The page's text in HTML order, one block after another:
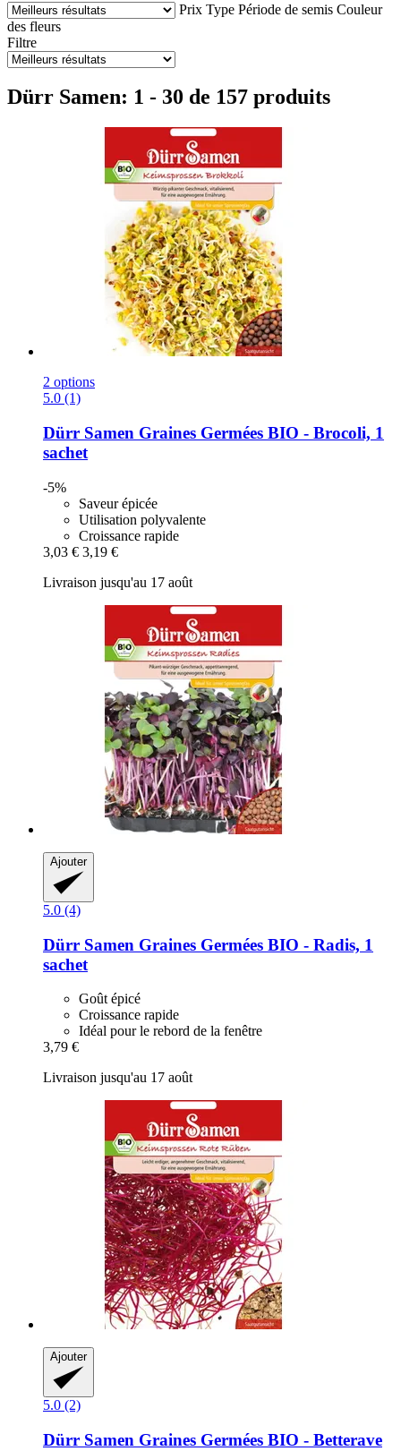
Prix Type Période de semis Couleur
des fleurs
Filtre
Dürr Samen: 1 - 30 de 157 produits
2 options
5.0 (1)
Dürr Samen Graines Germées BIO -​ Brocoli, 1
sachet
-5%
Saveur épicée
Utilisation polyvalente
Croissance rapide
3,03 € 3,19 €
Livraison jusqu'au 17 août
Ajouter
5.0 (4)
Dürr Samen Graines Germées BIO -​ Radis, 1
sachet
Goût épicé
Croissance rapide
Idéal pour le rebord de la fenêtre
3,79 €
Livraison jusqu'au 17 août
Ajouter
5.0 (2)
Dürr Samen Graines Germées BIO -​ Betterave